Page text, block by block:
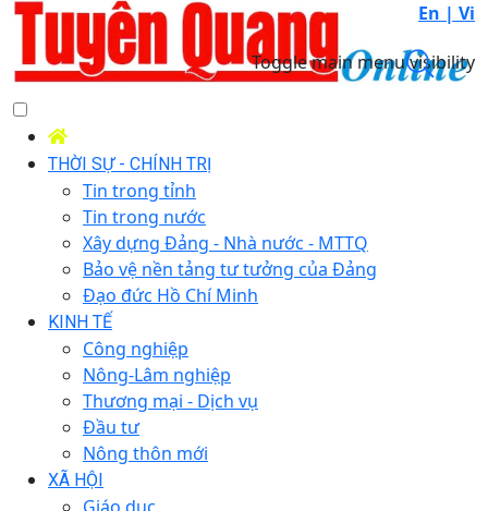
En | Vi
Toggle main menu visibility
THỜI SỰ - CHÍNH TRỊ
Tin trong tỉnh
Tin trong nước
Xây dựng Đảng - Nhà nước - MTTQ
Bảo vệ nền tảng tư tưởng của Đảng
Đạo đức Hồ Chí Minh
KINH TẾ
Công nghiệp
Nông-Lâm nghiệp
Thương mại - Dịch vụ
Đầu tư
Nông thôn mới
XÃ HỘI